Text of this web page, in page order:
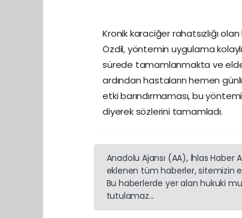
Kronik karaciğer rahatsızlığı
Özdil, yöntemin uygulama
sürede tamamlanmakta ve elde
ardından hastaların hemen
etki barındırmaması, bu
diyerek sözlerini tamamladı.
Anadolu Ajansı (AA), İhlas Haber
eklenen tüm haberler, sitemizin
Bu haberlerde yer alan hukuki
tutulamaz...